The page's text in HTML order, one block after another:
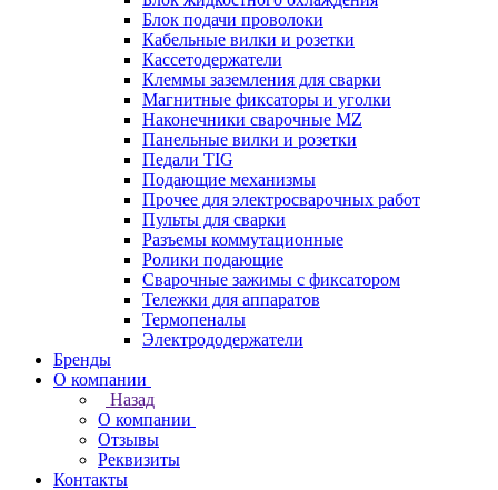
Блок подачи проволоки
Кабельные вилки и розетки
Кассетодержатели
Клеммы заземления для сварки
Магнитные фиксаторы и уголки
Наконечники сварочные MZ
Панельные вилки и розетки
Педали TIG
Подающие механизмы
Прочее для электросварочных работ
Пульты для сварки
Разъемы коммутационные
Ролики подающие
Сварочные зажимы с фиксатором
Тележки для аппаратов
Термопеналы
Электрододержатели
Бренды
О компании
Назад
О компании
Отзывы
Реквизиты
Контакты